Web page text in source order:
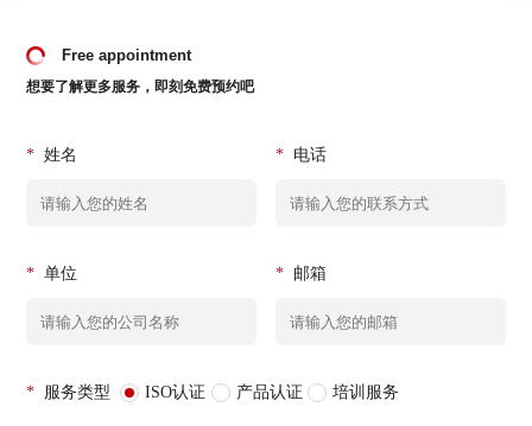
Free appointment
想要了解更多服务，即刻免费预约吧
* 姓名 * 电话
* 单位 * 邮箱
* 服务类型 ISO认证 产品认证 培训服务